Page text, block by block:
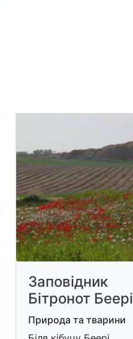
Заповідник
Бітронот Беері
Природа та тварини